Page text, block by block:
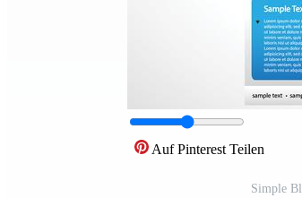
Auf Pinterest Teilen
Simple